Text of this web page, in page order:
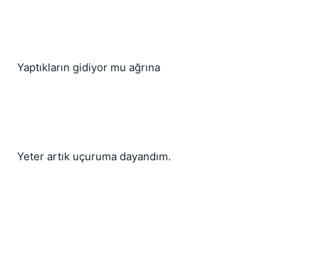
Yaptıkların gidiyor mu ağrına
Yeter artık uçuruma dayandım.